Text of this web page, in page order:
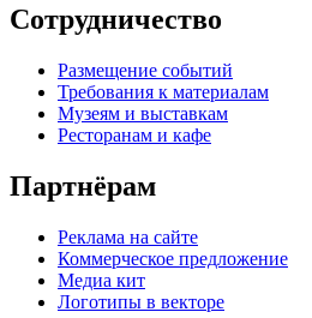
Сотрудничество
Размещение событий
Требования к материалам
Музеям и выставкам
Ресторанам и кафе
Партнёрам
Реклама на сайте
Коммерческое предложение
Медиа кит
Логотипы в векторе